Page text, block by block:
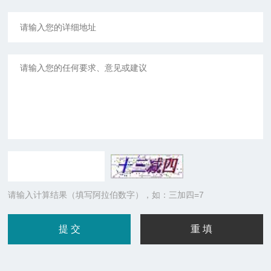
请输入计算结果（填写阿拉伯数字），如：三加四=7